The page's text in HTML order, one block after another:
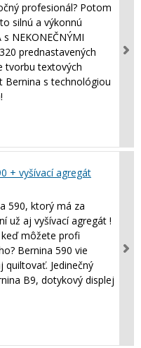
profesionál? Potom
silnú a výkonnú
NEKONEČNÝMI
prednastavených
tvorbu textových
Bernina s technológiou
+ vyšívací agregát
590, ktorý má za
už aj vyšívací agregát !
môžete profi
Bernina 590 vie
quiltovať. Jedinečný
B9, dotykový displej